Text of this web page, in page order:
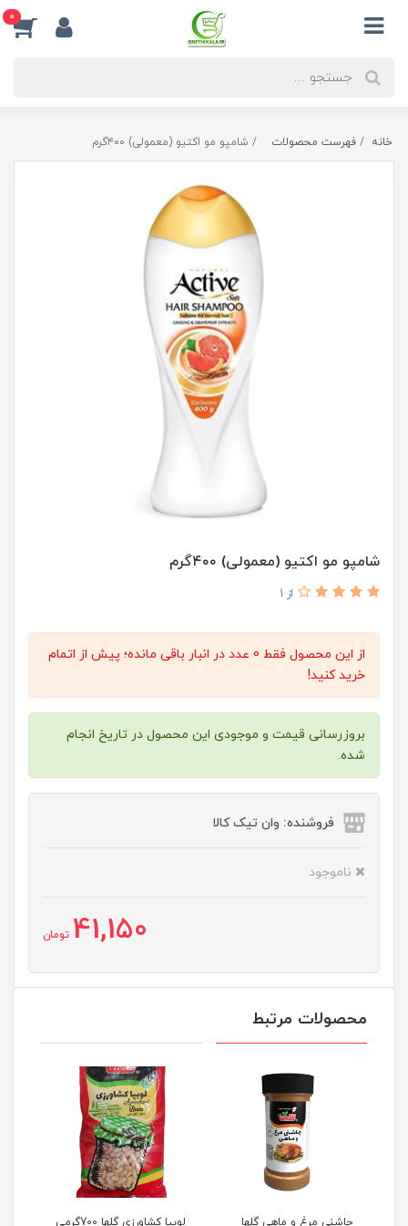
0
خانه فهرست محصولات شامپو مو اکتیو (معمولی) ۴۰۰گرم
شامپو مو اکتیو (معمولی) ۴۰۰گرم
از 1
از این محصول فقط 0 عدد در انبار باقی مانده؛ پیش از اتمام
خرید کنید!
بروزرسانی قیمت و موجودی این محصول در تاریخ انجام
شده.
فروشنده: وان تیک کالا
ناموجود
41,150 تومان
محصولات مرتبط
چاشنی مرغ و ماهی گلها لوبیا کشاورزی گلها 700گرمی